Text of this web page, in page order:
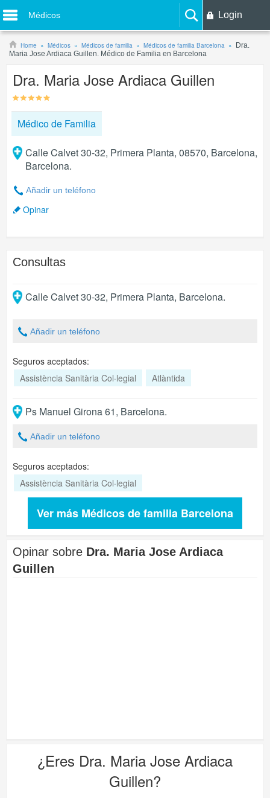
Médicos Login
Home Médicos Médicos de familia Médicos de familia Barcelona
Dra.
Maria Jose Ardiaca Guillen. Médico de Familia en Barcelona
Dra. Maria Jose Ardiaca Guillen
Médico de Familia
Calle Calvet 30-32, Primera Planta, 08570, Barcelona,
Barcelona.
Añadir un teléfono
Opinar
Consultas
Calle Calvet 30-32, Primera Planta, Barcelona.
Añadir un teléfono
Seguros aceptados:
Assistència Sanitària Col·legial
Atlàntida
Ps Manuel Girona 61, Barcelona.
Añadir un teléfono
Seguros aceptados:
Assistència Sanitària Col·legial
Ver más Médicos de familia Barcelona
Opinar sobre Dra. Maria Jose Ardiaca
Guillen
¿Eres Dra. Maria Jose Ardiaca
Guillen?